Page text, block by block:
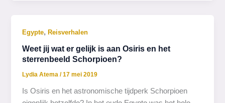
Egypte,Reisverhalen
Weet jij wat er gelijk is aan Osiris en het
sterrenbeeld Schorpioen?
Lydia Atema/17 mei 2019
Is Osiris en het astronomische tijdperk Schorpioen